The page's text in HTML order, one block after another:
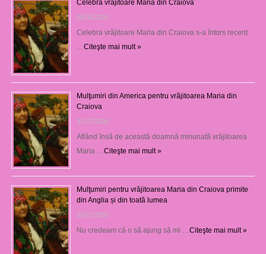
Celebra vrăjitoare Maria din Craiova
06/08/2026
Celebra vrăjitoare Maria din Craiova s-a întors recent
Citeşte mai mult »
Mulţumiri din America pentru vrăjitoarea Maria din
Craiova
31/07/2026
Aflând însă de această doamnă minunată vrăjitoarea
Maria … Citeşte mai mult »
Mulţumiri pentru vrăjitoarea Maria din Craiova primite
din Anglia și din toată lumea
29/07/2026
Nu credeam că o să ajung să mi … Citeşte mai mult »